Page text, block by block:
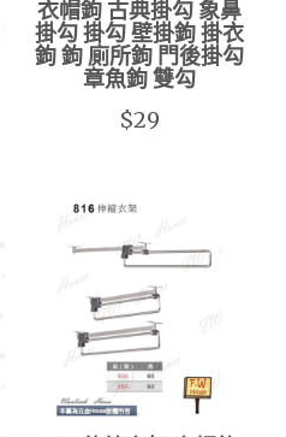
衣帽鉤 古典掛勾 象鼻
掛勾 掛勾 壁掛鉤 掛衣
鉤 鉤 廁所鉤 門後掛勾
章魚鉤 雙勾
$29